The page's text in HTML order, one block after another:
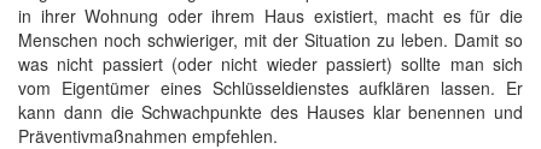
in ihrer Wohnung oder ihrem Haus existiert, macht es für die
Menschen noch schwieriger, mit der Situation zu leben. Damit so
was nicht passiert (oder nicht wieder passiert) sollte man sich
vom Eigentümer eines Schlüsseldienstes aufklären lassen. Er
kann dann die Schwachpunkte des Hauses klar benennen und
Präventivmaßnahmen empfehlen.